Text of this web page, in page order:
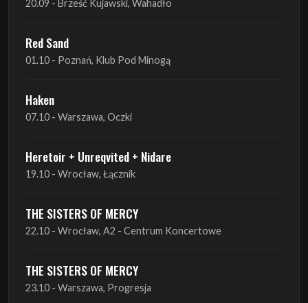
Haken
Heretoir + Unreqvited + Nidare
THE SISTERS OF MERCY
22.10 - Wrocław, A2 - Centrum Koncertowe
THE SISTERS OF MERCY
Lone Assembly